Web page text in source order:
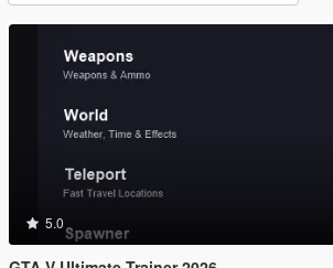
5.0